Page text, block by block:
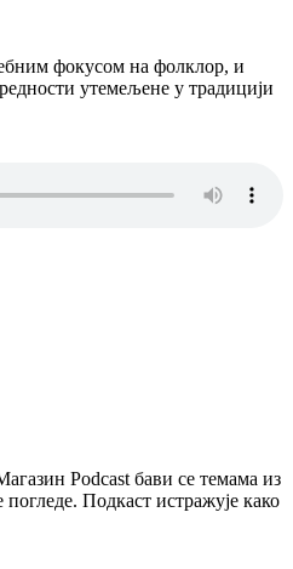
фокусом на фолклор, и
утемељене у традицији
Podcast бави се темама из
Подкаст истражује како